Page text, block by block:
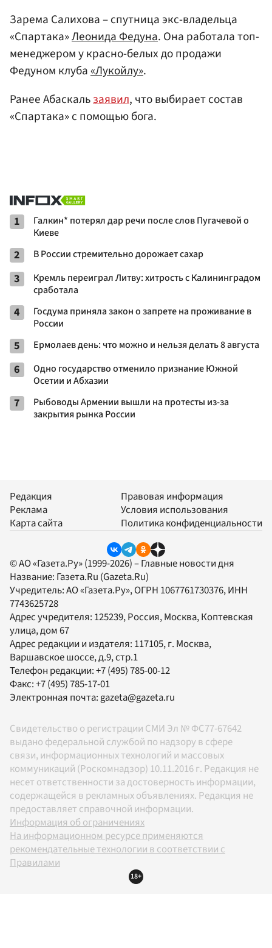
Зарема Салихова – спутница экс-владельца
«Спартака»Леонида Федуна. Она работала топ-
менеджером у красно-белых до продажи
Федуном клуба«Лукойлу».
Ранее Абаскальзаявил, что выбирает состав
«Спартака» с помощью бога.
1
Галкин* потерял дар речи после слов Пугачевой о
Киеве
2 В России стремительно дорожает сахар
3
Кремль переиграл Литву: хитрость с Калининградом
сработала
4
Госдума приняла закон о запрете на проживание в
России
5 Ермолаев день: что можно и нельзя делать 8 августа
6
Одно государство отменило признание Южной
Осетии и Абхазии
7
Рыбоводы Армении вышли на протесты из-за
закрытия рынка России
Редакция
Реклама
Карта сайта
Правовая информация
Условия использования
Политика конфиденциальности
© АО «Газета.Ру» (1999-2026) – Главные новости дня
Название: Газета.Ru (Gazeta.Ru)
Учредитель:АО «Газета.Ру», ОГРН 1067761730376, ИНН
7743625728
Адрес учредителя: 125239, Россия, Москва, Коптевская
улица, дом 67
Адрес редакции и издателя: 117105, г. Москва,
Варшавское шоссе, д.9, стр.1
Телефон редакции:+7 (495) 785-00-12
Факс:+7 (495) 785-17-01
Электронная почта:gazeta@gazeta.ru
Свидетельство о регистрации СМИ Эл № ФС77-67642
выдано федеральной службой по надзору в сфере
связи, информационных технологий и массовых
коммуникаций (Роскомнадзор) 10.11.2016 г. Редакция не
несет ответственности за достоверность информации,
содержащейся в рекламных объявлениях. Редакция не
предоставляет справочной информации.
Информация об ограничениях
На информационном ресурсе применяются
рекомендательные технологии в соответствии с
Правилами
18+